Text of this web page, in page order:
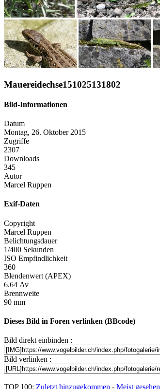
Mauereidechse151025131802
Bild-Informationen
Datum
Montag, 26. Oktober 2015
Zugriffe
2307
Downloads
345
Autor
Marcel Ruppen
Exif-Daten
Copyright
Marcel Ruppen
Belichtungsdauer
1/400 Sekunden
ISO Empfindlichkeit
360
Blendenwert (APEX)
6.64 Av
Brennweite
90 mm
Dieses Bild in Foren verlinken (BBcode)
Bild direkt einbinden :
Bild verlinken :
TOP 100: Zuletzt hinzugekommen - Meist gesehen